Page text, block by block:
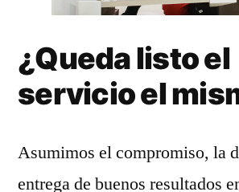
¿Queda listo el
servicio el
Asumimos el compromiso, la
entrega de buenos resultados